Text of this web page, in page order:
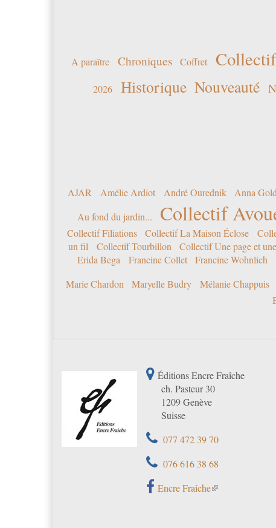
A paraître Chroniques Coffret Collectif
2026 Historique Nouveauté
AJAR Amélie Ardiot André Ourednik Anna Gold
Au fond du jardin...
Collectif
Collectif Filiations
Collectif La Maison Éclose
un fil
Collectif Tourbillon Collectif Une page et
Erida Bega
Francine Collet Francine Wohnlich
Marie Chardon
Maryelle Budry Mélanie Chappuis
Éditions Encre Fraîche
ch. Pasteur 30
1209 Genève
Suisse
077 472 39 70
076 616 38 68
Encre Fraîche